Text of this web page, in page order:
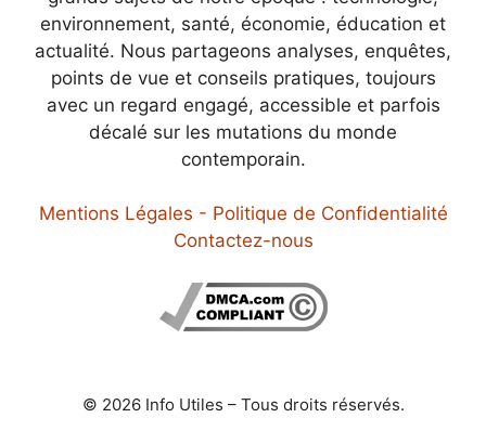
environnement, santé, économie, éducation et
actualité. Nous partageons analyses, enquêtes,
points de vue et conseils pratiques, toujours
avec un regard engagé, accessible et parfois
décalé sur les mutations du monde
contemporain.
Mentions Légales - Politique de Confidentialité
Contactez-nous
© 2026 Info Utiles – Tous droits réservés.